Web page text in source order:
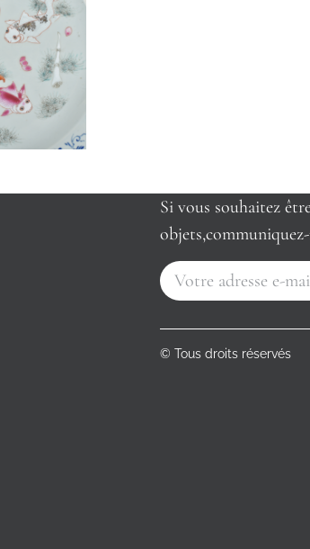
Si vous souhaitez
© Tous droits réservés